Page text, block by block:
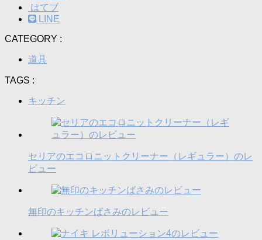
はてブ
LINE
CATEGORY :
道具
TAGS :
キッチン
セリアのエコロニットクリーナー（レギュラー）のレ
ビュー
無印のキッチンばさみのレビュー